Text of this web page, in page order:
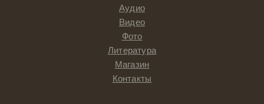
Аудио
Видео
Фото
Литература
Магазин
Контакты